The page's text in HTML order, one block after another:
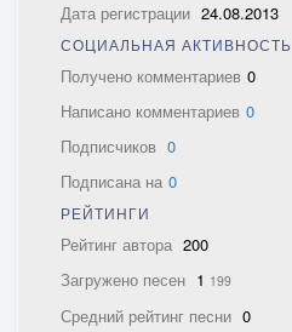
Дата регистрации 24.08.2013
СОЦИАЛЬНАЯ АКТИВНОСТЬ
Получено комментариев 0
Написано комментариев 0
Подписчиков 0
Подписана на 0
РЕЙТИНГИ
Рейтинг автора 200
Загружено песен 1 199
Средний рейтинг песни 0